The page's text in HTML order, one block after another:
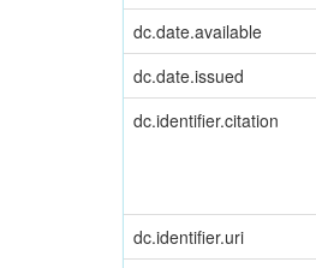
dc.date.available
dc.date.issued
dc.identifier.citation
dc.identifier.uri